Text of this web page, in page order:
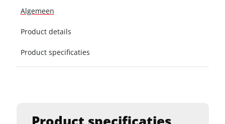
Algemeen
Product details
Product specificaties